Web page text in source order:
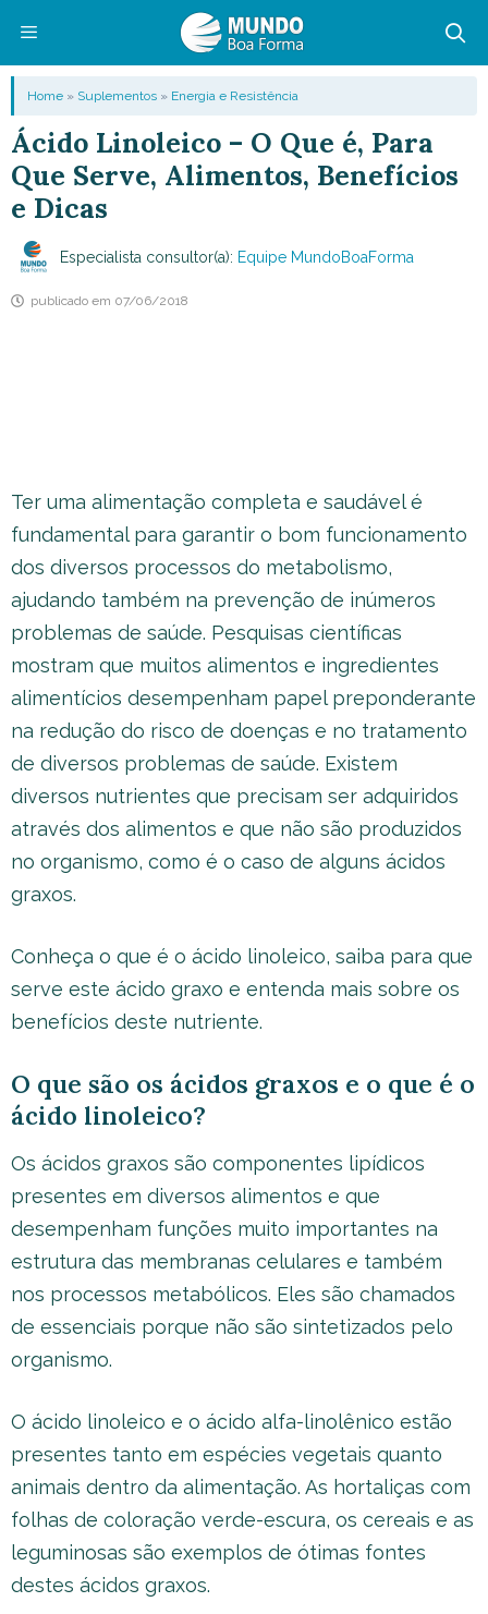
conteúdo
Menu
Home » Suplementos » Energia e Resistência
Ácido Linoleico – O Que é, Para
Que Serve, Alimentos, Benefícios
e Dicas
Especialista consultor(a): Equipe MundoBoaForma
publicado em 07/06/2018
Ter uma alimentação completa e saudável é
fundamental para garantir o bom funcionamento
dos diversos processos do metabolismo,
ajudando também na prevenção de inúmeros
problemas de saúde. Pesquisas científicas
mostram que muitos alimentos e ingredientes
alimentícios desempenham papel preponderante
na redução do risco de doenças e no tratamento
de diversos problemas de saúde. Existem
diversos nutrientes que precisam ser adquiridos
através dos alimentos e que não são produzidos
no organismo, como é o caso de alguns ácidos
graxos.
Conheça o que é o ácido linoleico, saiba para que
serve este ácido graxo e entenda mais sobre os
benefícios deste nutriente.
O que são os ácidos graxos e o que é o
ácido linoleico?
Os ácidos graxos são componentes lipídicos
presentes em diversos alimentos e que
desempenham funções muito importantes na
estrutura das membranas celulares e também
nos processos metabólicos. Eles são chamados
de essenciais porque não são sintetizados pelo
organismo.
O ácido linoleico e o ácido alfa-linolênico estão
presentes tanto em espécies vegetais quanto
animais dentro da alimentação. As hortaliças com
folhas de coloração verde-escura, os cereais e as
leguminosas são exemplos de ótimas fontes
destes ácidos graxos.